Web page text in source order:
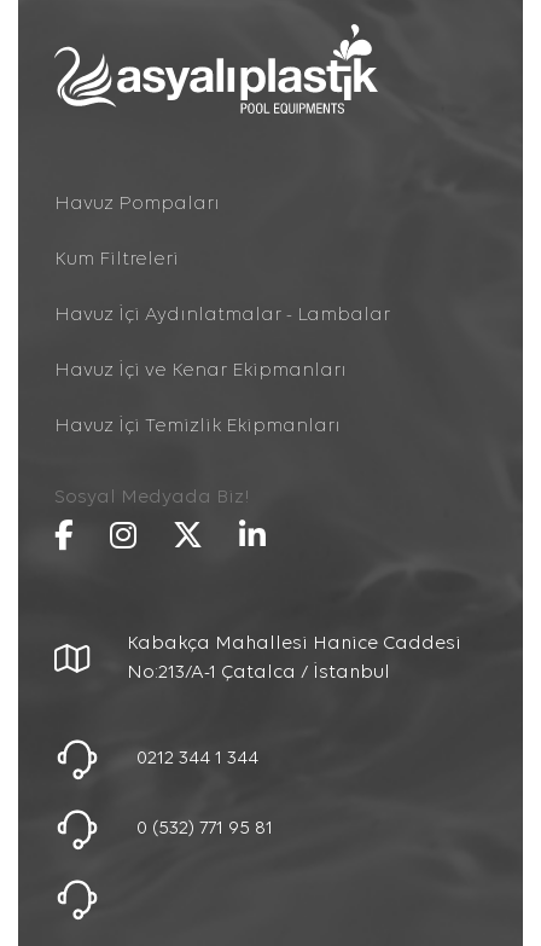
Havuz Pompaları
Kum Filtreleri
Havuz İçi Aydınlatmalar - Lambalar
Havuz İçi ve Kenar Ekipmanları
Havuz İçi Temizlik Ekipmanları
Sosyal Medyada Biz!
Kabakça Mahallesi Hanice Caddesi
No:213/A-1 Çatalca / İstanbul
0212 344 1 344
0 (532) 771 95 81